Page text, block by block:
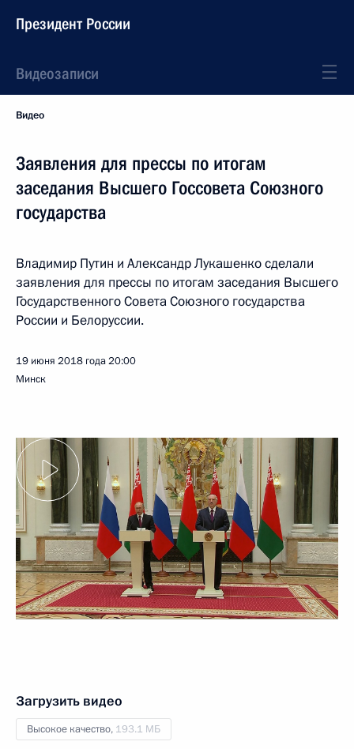
Президент России
Видеозаписи
Видео
Заявления для прессы по итогам
заседания Высшего Госсовета Союзного
государства
Владимир Путин и Александр Лукашенко сделали
заявления для прессы по итогам заседания Высшего
Государственного Совета Союзного государства
России и Белоруссии.
19 июня 2018 года20:00
Минск
Загрузить видео
Высокое качество, 193.1 МБ